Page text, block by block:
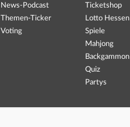
News-Podcast
Themen-Ticker
Voting
Ticketshop
Lotto Hessen
Spiele
Mahjong
Backgammon
Quiz
Partys